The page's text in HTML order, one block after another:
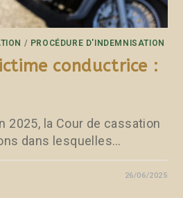
/ PROCÉDURE D'INDEMNISATION
conductrice :
2025, la Cour de cassation
dans lesquelles…
26/06/2025